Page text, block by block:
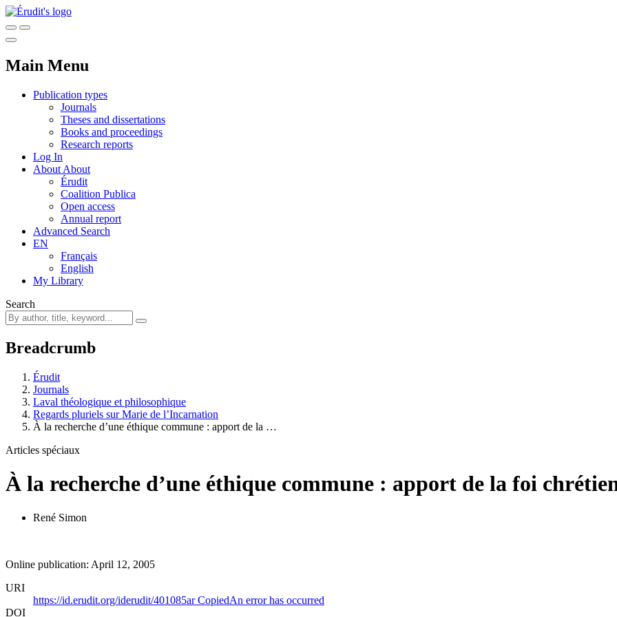
Main Menu
Publication types
Journals
Theses and dissertations
Books and proceedings
Research reports
Log In
About About
Érudit
Coalition Publica
Open access
Annual report
Advanced Search
EN
Français
English
My Library
Search
Breadcrumb
Érudit
Journals
Laval théologique et philosophique
Regards pluriels sur Marie de l’Incarnation
À la recherche d’une éthique commune : apport de la …
Articles spéciaux
À la recherche d’une éthique commune : apport de la foi
René Simon
Online publication: April 12, 2005
URI
https://id.erudit.org/iderudit/401085arCopiedAn error has occurred
DOI